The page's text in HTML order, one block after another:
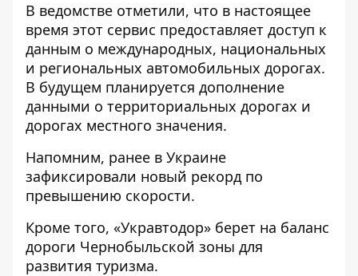
В ведомстве отметили, что в настоящее
время этот сервис предоставляет доступ к
данным о международных, национальных
и региональных автомобильных дорогах.
В будущем планируется дополнение
данными о территориальных дорогах и
дорогах местного значения.
Напомним, ранее в Украине
зафиксировали новый рекорд по
превышению скорости.
Кроме того, «Укравтодор» берет на баланс
дороги Чернобыльской зоны для
развития туризма.